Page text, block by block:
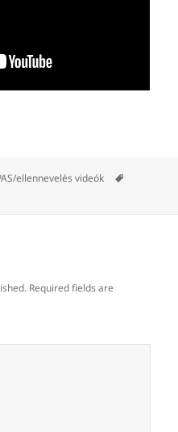
ellennevelés videók
Required fields are